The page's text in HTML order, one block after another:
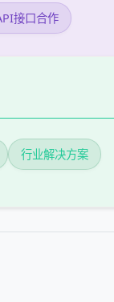
接口合作
行业解决方案